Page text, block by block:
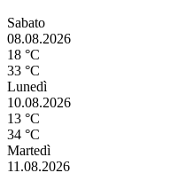
Sabato
08.08.2026
18 °C
33 °C
Lunedì
10.08.2026
13 °C
34 °C
Martedì
11.08.2026